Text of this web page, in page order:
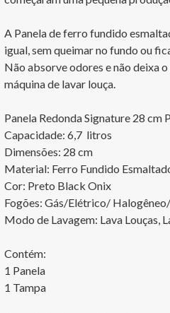
A Panela de ferro fundido
igual, sem queimar no fundo ou
Não absorve odores e não deixa
máquina de lavar louça.
Panela Redonda Signature 28
Capacidade: 6,7  litros
Dimensões: 28 cm
Material: Ferro Fundido
Cor: Preto Black Onix
Fogões: Gás/Elétrico/
Modo de Lavagem: Lava Louças,
Contém:
1 Panela
1 Tampa